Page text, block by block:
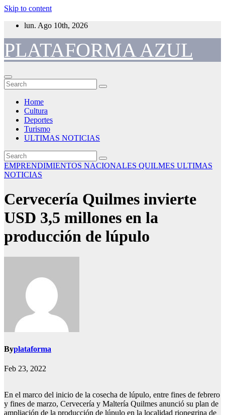
Skip to content
lun. Ago 10th, 2026
PLATAFORMA AZUL
Home
Cultura
Deportes
Turismo
ULTIMAS NOTICIAS
EMPRENDIMIENTOS NACIONALES QUILMES ULTIMAS
NOTICIAS
Cervecería Quilmes invierte
USD 3,5 millones en la
producción de lúpulo
Byplataforma
Feb 23, 2022
En el marco del inicio de la cosecha de lúpulo, entre fines de febrero
y fines de marzo, Cervecería y Maltería Quilmes anunció su plan de
ampliación de la producción de lúpulo en la localidad rionegrina de